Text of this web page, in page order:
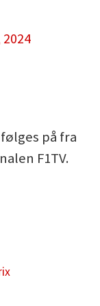
2024
på fra
F1TV.